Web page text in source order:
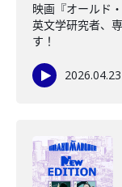
映画『オールド
英文学研究者、
す！
2026.04.23